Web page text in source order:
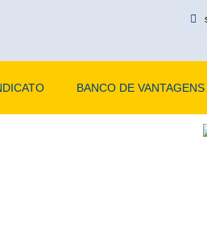
BANCO DE VANTAGENS